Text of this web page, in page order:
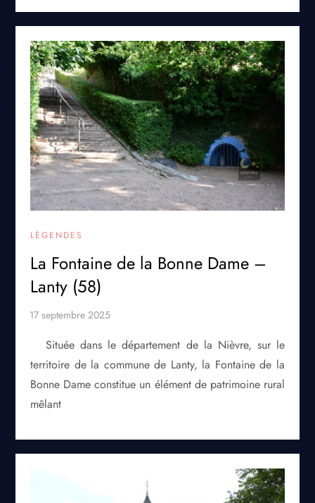
LÉGENDES
La Fontaine de la Bonne Dame –
Lanty (58)
Située dans le département de la Nièvre, sur le
territoire de la commune de Lanty, la Fontaine de la
Bonne Dame constitue un élément de patrimoine rural
mêlant